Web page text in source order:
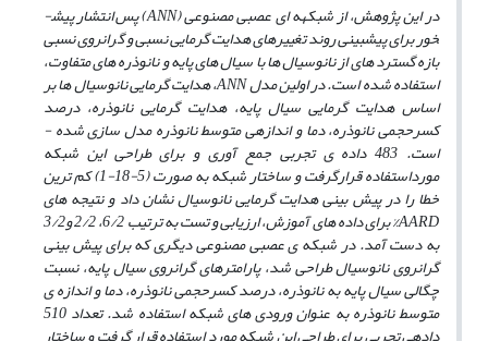
در این پژوهش، از شبکه­ه ای عصبی مصنوعی (ANN) پس ­انتشار پیش­
خور برای پیش­بینی روند تغییرهای هدایت گرمایی نسبی و گرانروی نسبی
بازه گسترد ه­ای از نانوسیال­ ها با سیال­ های پایه و نانوذره­ های متفاوت،
استفاده شده ­است. در اولین مدل ANN، هدایت گرمایی نانوسیال­ ها بر
اساس هدایت گرمایی سیال پایه، هدایت گرمایی نانوذره، درصد
کسرحجمی نانوذره، دما و اندازه­ی متوسط نانوذره مدل ­سازی شده ­
است. 483 داده­ ی تجربی جمع­ آوری و برای طراحی این شبکه
مورداستفاده قرارگرفت و ساختار شبکه به­ صورت (5-18-1) کم ­ترین
خطا را در پیش ­بینی هدایت گرمایی نانوسیال نشان داد و نتیجه­ های
AARD% برای داده­ های آموزش، ارزیابی و تست به ترتیب 6/2، 2/2 و3/2
به ­دست آمد. در شبکه­ ی عصبی مصنوعی دیگری که برای پیش­ بینی
گرانروی نانوسیال طراحی شد، پارامترهای گرانروی سیال پایه، نسبت
چگالی سیال پایه به نانوذره، درصد کسرحجمی نانوذره، دما و اندازه­ ی
متوسط نانوذره به­ عنوان ورودی­ های شبکه استفاده شد. تعداد 510